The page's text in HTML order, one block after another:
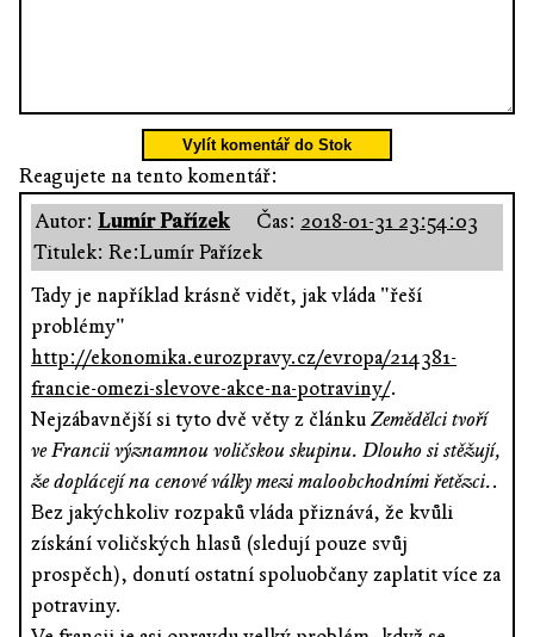
Vylít komentář do Stok
Reagujete na tento komentář:
Autor: Lumír Pařízek Čas: 2018-01-31 23:54:03
Titulek: Re:Lumír Pařízek
Tady je například krásně vidět, jak vláda "řeší
problémy"
http://ekonomika.eurozpravy.cz/evropa/214381-
francie-omezi-slevove-akce-na-potraviny/.
Nejzábavnější si tyto dvě věty z článkuZemědělci tvoří
ve Francii významnou voličskou skupinu. Dlouho si stěžují,
že doplácejí na cenové války mezi maloobchodními řetězci..
Bez jakýchkoliv rozpaků vláda přiznává, že kvůli
získání voličských hlasů (sledují pouze svůj
prospěch), donutí ostatní spoluobčany zaplatit více za
potraviny.